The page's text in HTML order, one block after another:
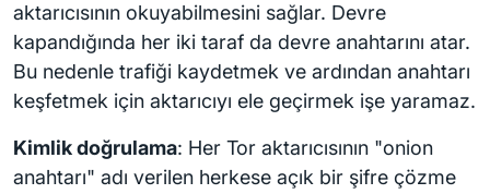
aktarıcısının okuyabilmesini sağlar. Devre
kapandığında her iki taraf da devre anahtarını atar.
Bu nedenle trafiği kaydetmek ve ardından anahtarı
keşfetmek için aktarıcıyı ele geçirmek işe yaramaz.
Kimlik doğrulama: Her Tor aktarıcısının "onion
anahtarı" adı verilen herkese açık bir şifre çözme